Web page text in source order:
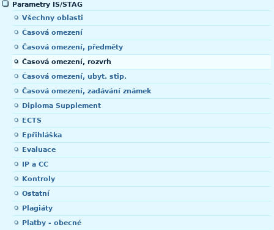
Parametry IS/STAG
Všechny oblasti
Časová omezení
Časová omezení, předměty
Časová omezení, rozvrh
Časová omezení, ubyt. stip.
Časová omezení, zadávání známek
Diploma Supplement
ECTS
Epřihláška
Evaluace
IP a CC
Kontroly
Ostatní
Plagiáty
Platby - obecné